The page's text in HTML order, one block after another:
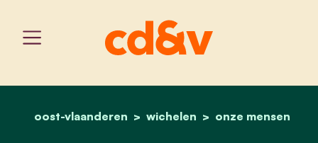
home
oost-vlaanderen wichelen onze mensen
dominique van overmeire